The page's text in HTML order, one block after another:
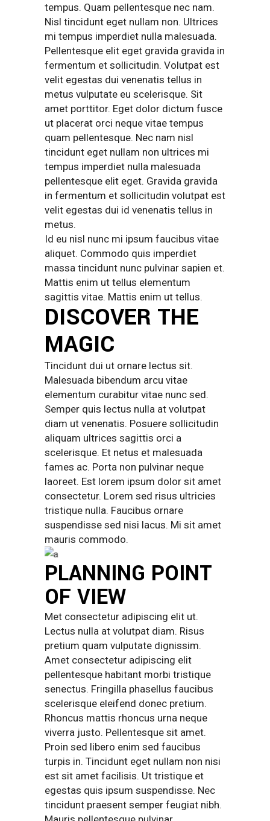
tempus. Quam pellentesque nec nam.
Nisl tincidunt eget nullam non. Ultrices
mi tempus imperdiet nulla malesuada.
Pellentesque elit eget gravida gravida in
fermentum et sollicitudin. Volutpat est
velit egestas dui venenatis tellus in
metus vulputate eu scelerisque. Sit
amet porttitor. Eget dolor dictum fusce
ut placerat orci neque vitae tempus
quam pellentesque. Nec nam nisl
tincidunt eget nullam non ultrices mi
tempus imperdiet nulla malesuada
pellentesque elit eget. Gravida gravida
in fermentum et sollicitudin volutpat est
velit egestas dui id venenatis tellus in
metus.
Id eu nisl nunc mi ipsum faucibus vitae
aliquet. Commodo quis imperdiet
massa tincidunt nunc pulvinar sapien et.
Mattis enim ut tellus elementum
sagittis vitae. Mattis enim ut tellus.
DISCOVER THE
MAGIC
Tincidunt dui ut ornare lectus sit.
Malesuada bibendum arcu vitae
elementum curabitur vitae nunc sed.
Semper quis lectus nulla at volutpat
diam ut venenatis. Posuere sollicitudin
aliquam ultrices sagittis orci a
scelerisque. Et netus et malesuada
fames ac. Porta non pulvinar neque
laoreet. Est lorem ipsum dolor sit amet
consectetur. Lorem sed risus ultricies
tristique nulla. Faucibus ornare
suspendisse sed nisi lacus. Mi sit amet
mauris commodo.
PLANNING POINT
OF VIEW
Met consectetur adipiscing elit ut.
Lectus nulla at volutpat diam. Risus
pretium quam vulputate dignissim.
Amet consectetur adipiscing elit
pellentesque habitant morbi tristique
senectus. Fringilla phasellus faucibus
scelerisque eleifend donec pretium.
Rhoncus mattis rhoncus urna neque
viverra justo. Pellentesque sit amet.
Proin sed libero enim sed faucibus
turpis in. Tincidunt eget nullam non nisi
est sit amet facilisis. Ut tristique et
egestas quis ipsum suspendisse. Nec
tincidunt praesent semper feugiat nibh.